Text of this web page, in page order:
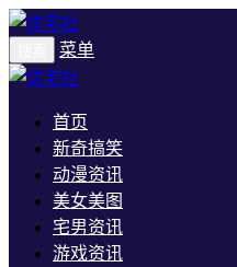
菜单
首页
新奇搞笑
动漫资讯
美女美图
宅男资讯
游戏资讯